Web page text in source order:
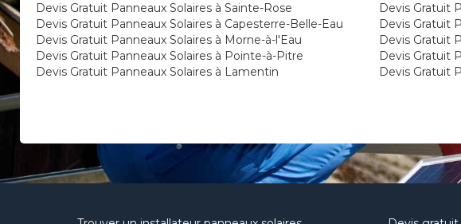
Devis Gratuit Panneaux Solaires à Sainte-Rose
Devis Gratuit Panneaux Solaires à Capesterre-Belle-Eau
Devis Gratuit Panneaux Solaires à Morne-à-l'Eau
Devis Gratuit Panneaux Solaires à Pointe-à-Pitre
Devis Gratuit Panneaux Solaires à Lamentin
Devis Gratuit
Devis Gratuit
Devis Gratuit
Devis Gratuit
Devis Gratuit